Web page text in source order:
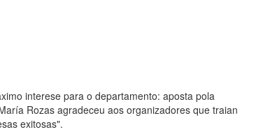
interese para o departamento: aposta pola
Rozas agradeceu aos organizadores que traian
exitosas".